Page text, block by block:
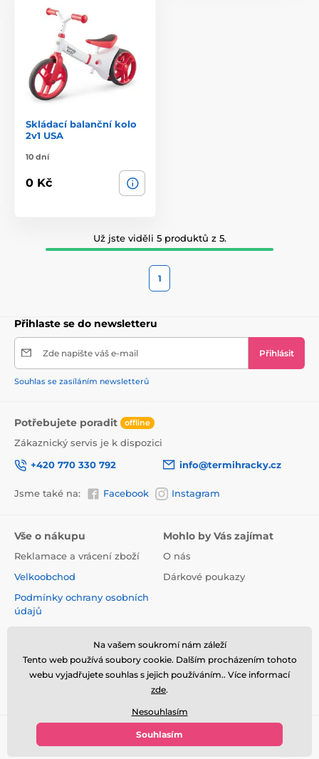
Skládací balanční kolo
2v1 USA
10 dní
0 Kč
Už jste viděli 5 produktů z 5.
1
Přihlaste se do newsletteru
Zde napište váš e-mail Přihlásit
Souhlas se zasíláním newsletterů
Potřebujete poradit offline
Zákaznický servis je k dispozici
+420 770 330 792
info@termihracky.cz
Jsme také na: Facebook Instagram
Vše o nákupu
Reklamace a vrácení zboží
Velkoobchod
Podmínky ochrany osobních
údajů
cookies
Mohlo by Vás zajímat
O nás
Dárkové poukazy
© 2026 www.termihracky.cz ⦁ E-shop vytvořila
Na vašem soukromí nám záleží
Tento web používá soubory cookie. Dalším procházením tohoto
webu vyjadřujete souhlas s jejich používáním.. Více informací
zde.
Nesouhlasím
Souhlasím